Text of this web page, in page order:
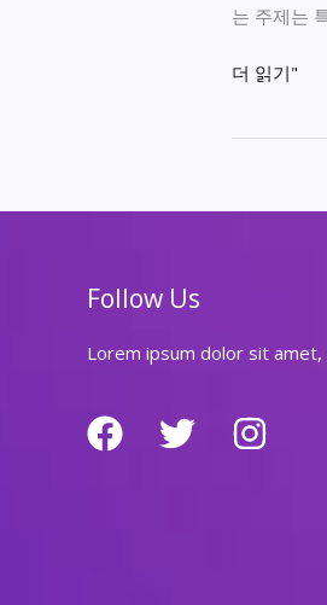
는 주제는
사
롱,
밀
더 읽기"
Follow Us
Lorem ipsum dolor sit